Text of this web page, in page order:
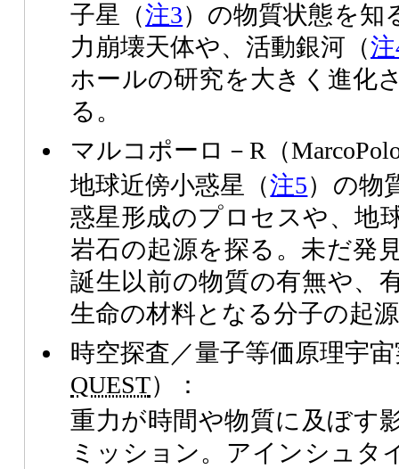
子星（注3）の物質状態を知
力崩壊天体や、活動銀河（
ホールの研究を大きく進化
る。
マルコポーロ－R（
地球近傍小惑星（注5）の物
惑星形成のプロセスや、地
岩石の起源を探る。未だ発
誕生以前の物質の有無や、
生命の材料となる分子の起
時空探査／量子等価原理宇
QUEST）：
重力が時間や物質に及ぼす
ミッション。アインシュタ